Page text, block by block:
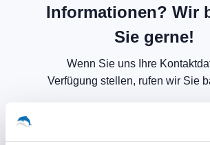
Informationen? Wir
Sie gerne!
Wenn Sie uns Ihre
Verfügung stellen, rufen wir Sie